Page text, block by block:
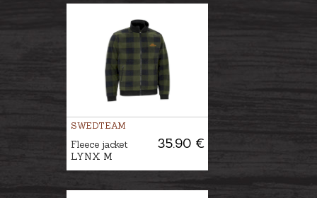
SWEDTEAM
35.90 €
Fleece jacket
LYNX M